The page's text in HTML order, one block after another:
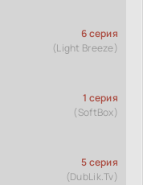
6 серия
(Light Breeze)
1 серия
(SoftBox)
5 серия
(DubLik.Tv)